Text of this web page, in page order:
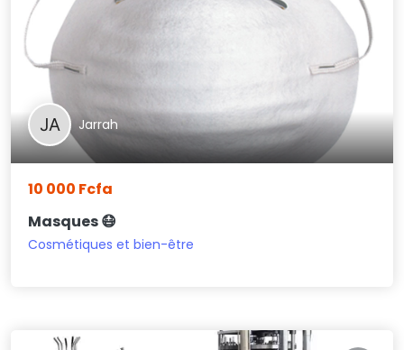
Jarrah
10 000 Fcfa
Masques 😷
Cosmétiques et bien-être